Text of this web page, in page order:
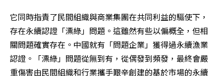
它同時指責了民間組織與商業集團在共同利益的驅使下，
存在永續認證「漂綠」問題。這雖然有些以偏概全，但相
關問題確實存在。中國就有「問題企業」獲得過永續漁業
認證。「漂綠」問題從無到有，從偶發到頻發，最終會嚴
重傷害由民間組織和行業攜手艱辛創建的基於市場的永續